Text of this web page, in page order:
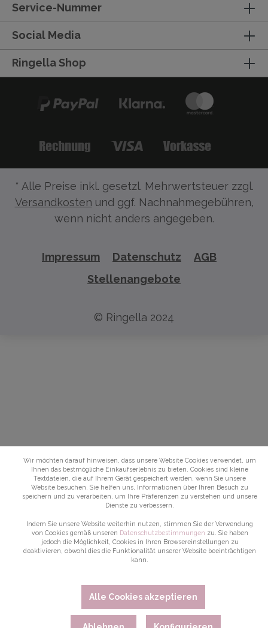
Service-Nummer
Social Media
Ringella Shop
* Alle Preise inkl. gesetzl. Mehrwertsteuer zzgl.
Versandkosten und ggf. Nachnahmegebühren,
wenn nicht anders angegeben.
Impressum Datenschutz
AGB
Stellenangebote
© Ringella 2024
Wir möchten darauf hinweisen, dass unsere Website Cookies verwendet, um
Ihnen das bestmögliche Einkaufserlebnis zu bieten. Cookies sind kleine
Textdateien, die auf Ihrem Gerät gespeichert werden, wenn Sie unsere
Website besuchen. Sie helfen uns, Informationen über Ihren Besuch zu
speichern und zu verarbeiten, um Ihre Präferenzen zu verstehen und unsere
Dienste zu verbessern.
Indem Sie unsere Website weiterhin nutzen, stimmen Sie der Verwendung
von Cookies gemäß unseren Datenschutzbestimmungen zu. Sie haben
jedoch die Möglichkeit, Cookies in Ihren Browsereinstellungen zu
deaktivieren, obwohl dies die Funktionalität unserer Website beeinträchtigen
kann.
Alle Cookies akzeptieren